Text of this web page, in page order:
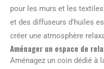
pour les murs et les
et des diffuseurs d’huiles
créer une atmosphère
Aménager un espace de
Aménagez un coin dédié à